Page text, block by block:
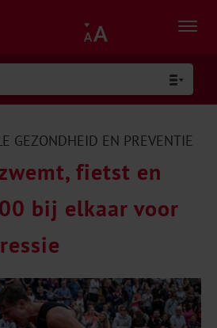
GEZONDHEID EN PREVENTIE
fietst en
bij elkaar voor